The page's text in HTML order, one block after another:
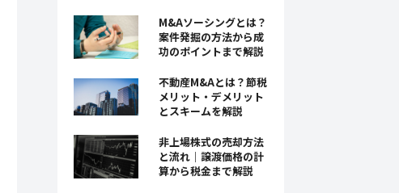
M&Aソーシングとは？
案件発掘の方法から成
功のポイントまで解説
不動産M&Aとは？節税
メリット・デメリット
とスキームを解説
非上場株式の売却方法
と流れ｜譲渡価格の計
算から税金まで解説